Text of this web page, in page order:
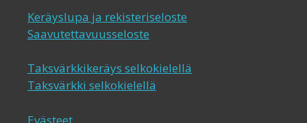
Keräyslupa ja rekisteriseloste
Saavutettavuusseloste
Taksvärkkikeräys selkokielellä
Taksvärkki selkokielellä
Evästeet